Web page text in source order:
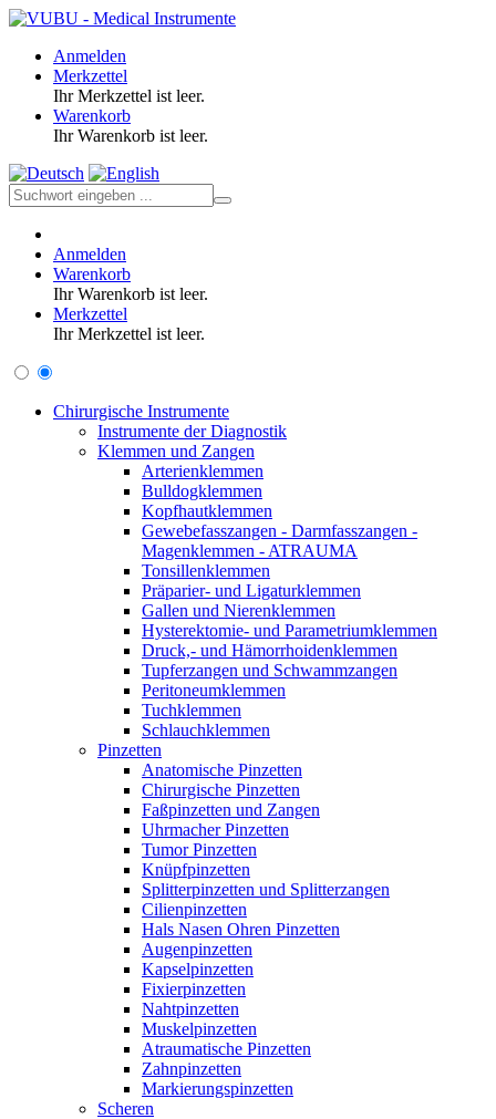
Anmelden
Merkzettel
Ihr Merkzettel ist leer.
Warenkorb
Ihr Warenkorb ist leer.
Anmelden
Warenkorb
Ihr Warenkorb ist leer.
Merkzettel
Ihr Merkzettel ist leer.
Chirurgische Instrumente
Instrumente der Diagnostik
Klemmen und Zangen
Arterienklemmen
Bulldogklemmen
Kopfhautklemmen
Gewebefasszangen - Darmfasszangen -
Magenklemmen - ATRAUMA
Tonsillenklemmen
Präparier- und Ligaturklemmen
Gallen und Nierenklemmen
Hysterektomie- und Parametriumklemmen
Druck,- und Hämorrhoidenklemmen
Tupferzangen und Schwammzangen
Peritoneumklemmen
Tuchklemmen
Schlauchklemmen
Pinzetten
Anatomische Pinzetten
Chirurgische Pinzetten
Faßpinzetten und Zangen
Uhrmacher Pinzetten
Tumor Pinzetten
Knüpfpinzetten
Splitterpinzetten und Splitterzangen
Cilienpinzetten
Hals Nasen Ohren Pinzetten
Augenpinzetten
Kapselpinzetten
Fixierpinzetten
Nahtpinzetten
Muskelpinzetten
Atraumatische Pinzetten
Zahnpinzetten
Markierungspinzetten
Scheren